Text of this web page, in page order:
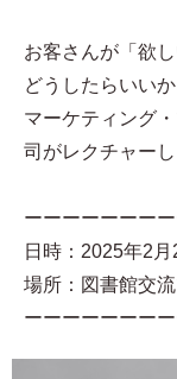
お客さんが「欲
どうしたらいいか
マーケティング
司がレクチャーし
ーーーーーーー
日時：2025年2
場所：図書館交
ーーーーーーー